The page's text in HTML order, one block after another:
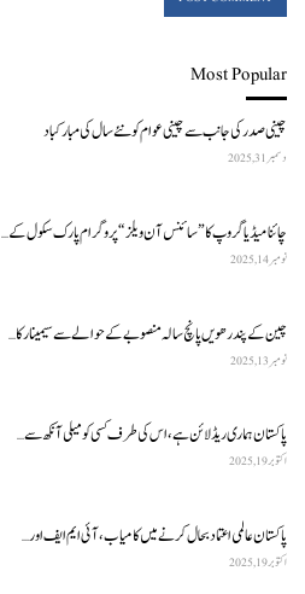
Most Popular
چینی صدر کی جانب سے چینی عوام کو نئے سال کی مبارکباد
دسمبر 31, 2025
چائنا میڈیا گروپ کا ”سائنس آن ویلز“ پروگرام پارک سکول کے…
نومبر 14, 2025
چین کے پندرھویں پانچ سالہ منصوبے کے حوالے سے سیمینار کا…
نومبر 13, 2025
پاکستان ہماری ریڈ لائن ہے، اس کی طرف کسی کو میلی آنکھ سے…
اکتوبر 19, 2025
پاکستان عالمی اعتماد بحال کرنے میں کامیاب، آئی ایم ایف اور…
اکتوبر 19, 2025